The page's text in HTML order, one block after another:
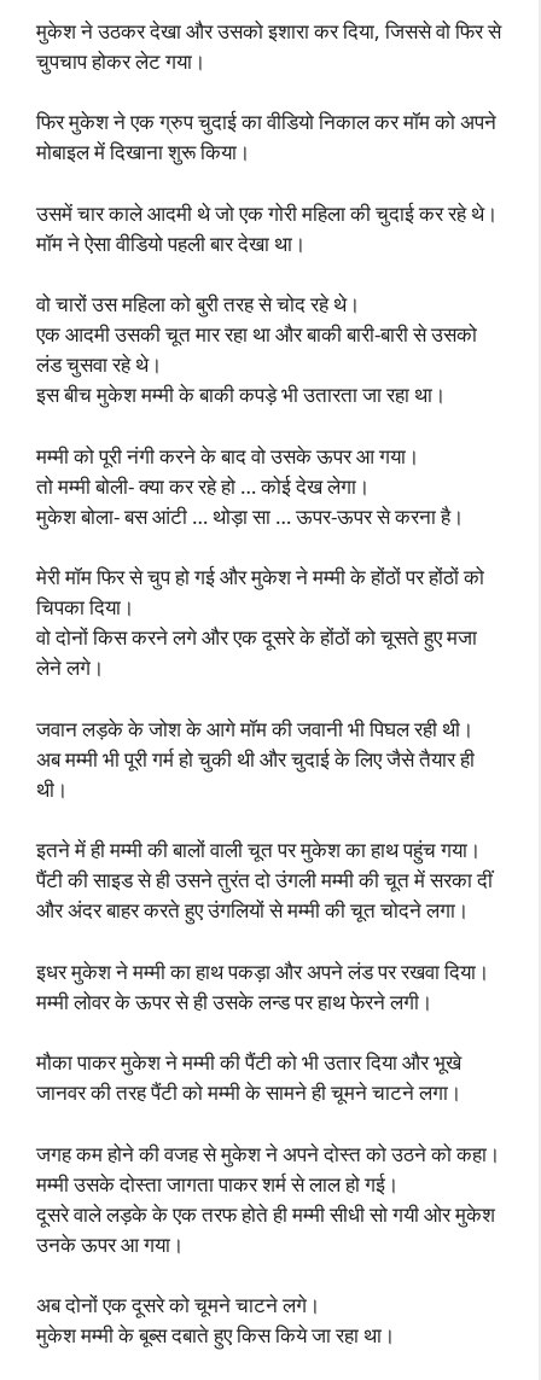
मुकेश ने उठकर देखा और उसको इशारा कर दिया, जिससे वो फिर से
चुपचाप होकर लेट गया।
फिर मुकेश ने एक ग्रुप चुदाई का वीडियो निकाल कर मॉम को अपने
मोबाइल में दिखाना शुरू किया।
उसमें चार काले आदमी थे जो एक गोरी महिला की चुदाई कर रहे थे।
मॉम ने ऐसा वीडियो पहली बार देखा था।
वो चारों उस महिला को बुरी तरह से चोद रहे थे।
एक आदमी उसकी चूत मार रहा था और बाकी बारी-बारी से उसको
लंड चुसवा रहे थे।
इस बीच मुकेश मम्मी के बाकी कपड़े भी उतारता जा रहा था।
मम्मी को पूरी नंगी करने के बाद वो उसके ऊपर आ गया।
तो मम्मी बोली- क्या कर रहे हो … कोई देख लेगा।
मुकेश बोला- बस आंटी … थोड़ा सा … ऊपर-ऊपर से करना है।
मेरी मॉम फिर से चुप हो गई और मुकेश ने मम्मी के होंठों पर होंठों को
चिपका दिया।
वो दोनों किस करने लगे और एक दूसरे के होंठों को चूसते हुए मजा
लेने लगे।
जवान लड़के के जोश के आगे मॉम की जवानी भी पिघल रही थी।
अब मम्मी भी पूरी गर्म हो चुकी थी और चुदाई के लिए जैसे तैयार ही
थी।
इतने में ही मम्मी की बालों वाली चूत पर मुकेश का हाथ पहुंच गया।
पैंटी की साइड से ही उसने तुरंत दो उंगली मम्मी की चूत में सरका दीं
और अंदर बाहर करते हुए उंगलियों से मम्मी की चूत चोदने लगा।
इधर मुकेश ने मम्मी का हाथ पकड़ा और अपने लंड पर रखवा दिया।
मम्मी लोवर के ऊपर से ही उसके लन्ड पर हाथ फेरने लगी।
मौका पाकर मुकेश ने मम्मी की पैंटी को भी उतार दिया और भूखे
जानवर की तरह पैंटी को मम्मी के सामने ही चूमने चाटने लगा।
जगह कम होने की वजह से मुकेश ने अपने दोस्त को उठने को कहा।
मम्मी उसके दोस्ता जागता पाकर शर्म से लाल हो गई।
दूसरे वाले लड़के के एक तरफ होते ही मम्मी सीधी सो गयी ओर मुकेश
उनके ऊपर आ गया।
अब दोनों एक दूसरे को चूमने चाटने लगे।
मुकेश मम्मी के बूब्स दबाते हुए किस किये जा रहा था।